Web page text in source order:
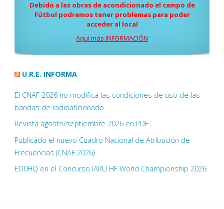
Debido a las obras de acondicionado el campo de
Fútbol podremos tener problemas para poder
acceder al local
Aquí más INFORMACIÓN
U.R.E. INFORMA
El CNAF 2026 no modifica las condiciones de uso de las
bandas de radioaficionado
Revista agosto/septiembre 2026 en PDF
Publicado el nuevo Cuadro Nacional de Atribución de
Frecuencias (CNAF 2026)
ED0HQ en el Concurso IARU HF World Championship 2026